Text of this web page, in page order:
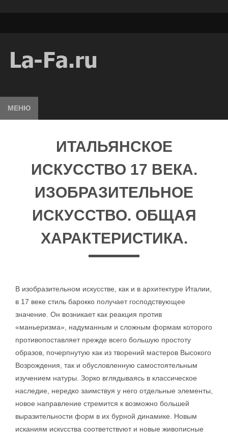
МЕНЮ
ИТАЛЬЯНСКОЕ
ИСКУССТВО 17 ВЕКА.
ИЗОБРАЗИТЕЛЬНОЕ
ИСКУССТВО. ОБЩАЯ
ХАРАКТЕРИСТИКА.
В изобразительном искусстве, как и в архитектуре Италии,
в 17 веке стиль барокко получает господствующее
значение. Он возникает как реакция против
«маньеризма», надуманным и сложным формам которого
противопоставляет прежде всего большую простоту
образов, почерпнутую как из творений мастеров Высокого
Возрождения, так и обусловленную самостоятельным
изучением натуры. Зорко вглядываясь в классическое
наследие, нередко заимствуя у него отдельные элементы,
новое направление стремится к возможно большей
выразительности форм в их бурной динамике. Новым
исканиям искусства соответствуют и новые живописные